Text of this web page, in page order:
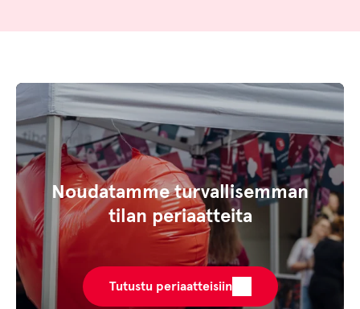
Noudatamme turvallisemman
tilan periaatteita
Tutustu periaatteisiin